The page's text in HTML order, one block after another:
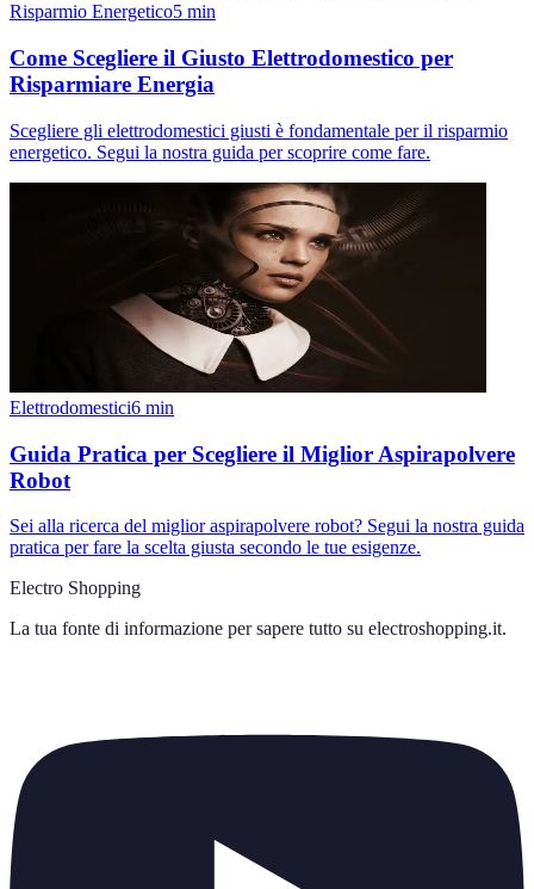
Risparmio Energetico5 min
Come Scegliere il Giusto Elettrodomestico per
Risparmiare Energia
Scegliere gli elettrodomestici giusti è fondamentale per il risparmio
energetico. Segui la nostra guida per scoprire come fare.
Elettrodomestici6 min
Guida Pratica per Scegliere il Miglior Aspirapolvere
Robot
Sei alla ricerca del miglior aspirapolvere robot? Segui la nostra guida
pratica per fare la scelta giusta secondo le tue esigenze.
Electro Shopping
La tua fonte di informazione per sapere tutto su electroshopping.it.